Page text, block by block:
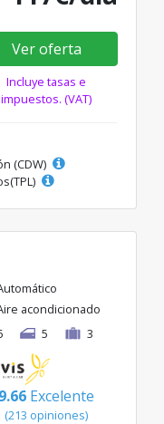
Ver oferta
Incluye tasas e
impuestos. (VAT)
(CDW)
acondicionado
5 3
9.66 Excelente
(213 opiniones)